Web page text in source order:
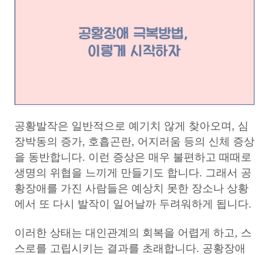
공황발작은 일반적으로 예기치 않게 찾아오며, 심
장박동의 증가, 호흡곤란, 어지러움 등의 신체 증상
을 동반합니다. 이런 증상은 매우 불편하고 때때로
생명의 위협을 느끼게 만들기도 합니다. 그래서 공
황장애를 가진 사람들은 예상치 못한 장소나 상황
에서 또 다시 발작이 일어날까 두려워하게 됩니다.
이러한 상태는 대인관계의 회복을 어렵게 하고, 스
스로를 고립시키는 결과를 초래합니다. 공황장애